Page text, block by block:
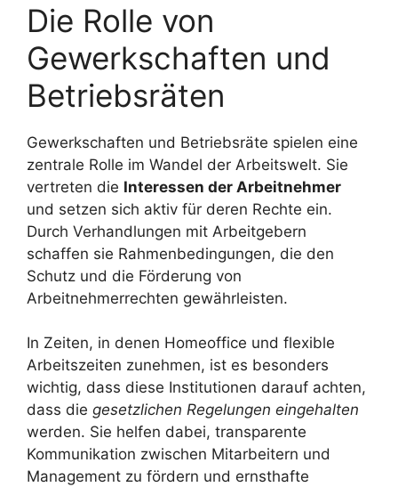
Die Rolle von
Gewerkschaften und
Betriebsräten
Gewerkschaften und Betriebsräte spielen eine
zentrale Rolle im Wandel der Arbeitswelt. Sie
vertreten die Interessen der Arbeitnehmer
und setzen sich aktiv für deren Rechte ein.
Durch Verhandlungen mit Arbeitgebern
schaffen sie Rahmenbedingungen, die den
Schutz und die Förderung von
Arbeitnehmerrechten gewährleisten.
In Zeiten, in denen Homeoffice und flexible
Arbeitszeiten zunehmen, ist es besonders
wichtig, dass diese Institutionen darauf achten,
dass die gesetzlichen Regelungen eingehalten
werden. Sie helfen dabei, transparente
Kommunikation zwischen Mitarbeitern und
Management zu fördern und ernsthafte